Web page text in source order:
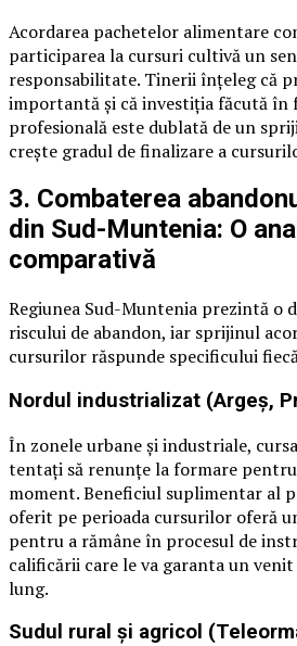
Acordarea pachetelor alimentare
participarea la cursuri cultivă un
responsabilitate. Tinerii înțeleg că
importantă și că investiția făcută în
profesională este dublată de un
crește gradul de finalizare a
3. Combaterea
din Sud-Muntenia: O
comparativă
Regiunea Sud-Muntenia prezintă o
riscului de abandon, iar sprijinul
cursurilor răspunde specificului
Nordul industrializat (Argeș,
În zonele urbane și industriale,
tentați să renunțe la formare
moment. Beneficiul suplimentar al
oferit pe perioada cursurilor oferă
pentru a rămâne în procesul de
calificării care le va garanta un
lung.
Sudul rural și agricol